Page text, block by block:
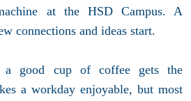
at the HSD Campus. A
connections and ideas start.
a good cup of coffee gets the
a workday enjoyable, but most